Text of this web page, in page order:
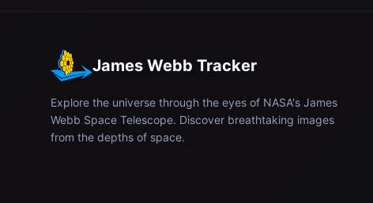
James Webb Tracker
Explore the universe through the eyes of NASA's James
Webb Space Telescope. Discover breathtaking images
from the depths of space.